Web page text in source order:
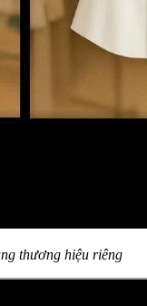
thương hiệu riêng